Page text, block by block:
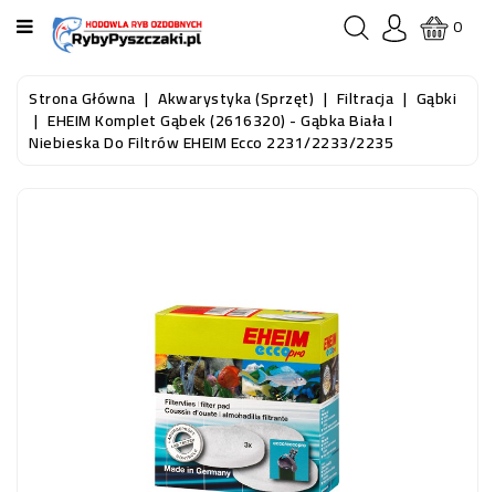
KATEGORIA
STRONA
GŁÓWNA
0
Strona Główna Akwarystyka (sprzęt) Filtracja Gąbki
EHEIM Komplet Gąbek (2616320) - Gąbka Biała I
Niebieska Do Filtrów EHEIM Ecco 2231/2233/2235